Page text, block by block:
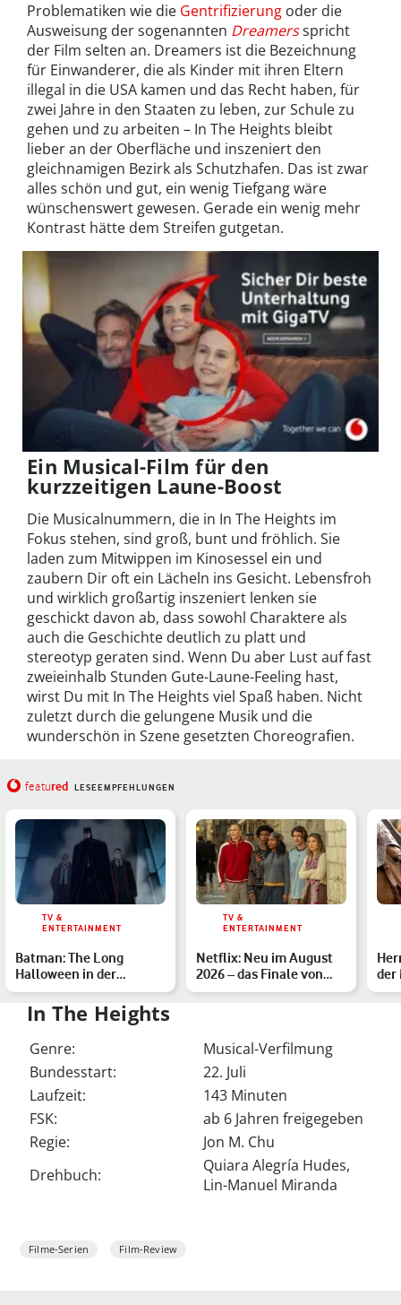
Problematiken wie die Gentrifizierung oder die
Ausweisung der sogenannten Dreamersspricht
der Film selten an. Dreamers ist die Bezeichnung
für Einwanderer, die als Kinder mit ihren Eltern
illegal in die USA kamen und das Recht haben, für
zwei Jahre in den Staaten zu leben, zur Schule zu
gehen und zu arbeiten – In The Heights bleibt
lieber an der Oberfläche und inszeniert den
gleichnamigen Bezirk als Schutzhafen. Das ist zwar
alles schön und gut, ein wenig Tiefgang wäre
wünschenswert gewesen. Gerade ein wenig mehr
Kontrast hätte dem Streifen gutgetan.
Ein Musical-Film für den
kurzzeitigen Laune-Boost
Die Musicalnummern, die in In The Heights im
Fokus stehen, sind groß, bunt und fröhlich. Sie
laden zum Mitwippen im Kinosessel ein und
zaubern Dir oft ein Lächeln ins Gesicht. Lebensfroh
und wirklich großartig inszeniert lenken sie
geschickt davon ab, dass sowohl Charaktere als
auch die Geschichte deutlich zu platt und
stereotyp geraten sind. Wenn Du aber Lust auf fast
zweieinhalb Stunden Gute-Laune-Feeling hast,
wirst Du mit In The Heights viel Spaß haben. Nicht
zuletzt durch die gelungene Musik und die
wunderschön in Szene gesetzten Choreografien.
featured LESEEMPFEHLUNGEN
TV &
ENTERTAINMENT
Batman: The Long
Halloween in der
featured-Filmkritik: Die
würdig…
TV &
ENTERTAINMENT
Netflix: Neu im August
2026 – das Finale von
Outer Banks und mehr
der
zur
In The Heights
Genre:
Musical-Verfilmung
Bundesstart:
22. Juli
Laufzeit:
143 Minuten
FSK:
ab 6 Jahren freigegeben
Regie:
Jon M. Chu
Drehbuch:
Quiara Alegría Hudes,
Lin-Manuel Miranda
Filme-Serien Film-Review